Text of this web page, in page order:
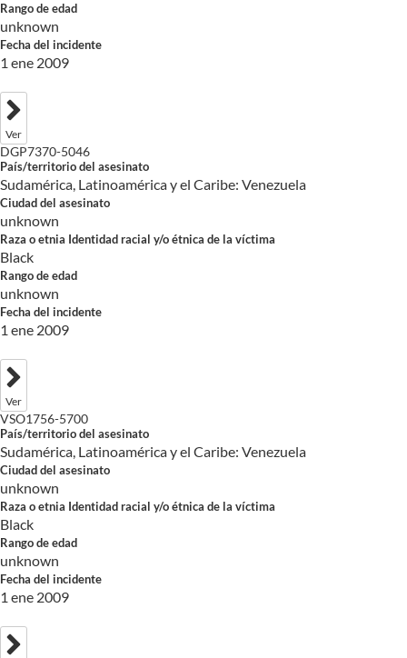
Rango de edad
unknown
Fecha del incidente
1 ene 2009
Ver
DGP7370-5046
País/territorio del asesinato
Sudamérica, Latinoamérica y el Caribe: Venezuela
Ciudad del asesinato
unknown
Raza o etnia Identidad racial y/o étnica de la víctima
Black
Rango de edad
unknown
Fecha del incidente
1 ene 2009
Ver
VSO1756-5700
País/territorio del asesinato
Sudamérica, Latinoamérica y el Caribe: Venezuela
Ciudad del asesinato
unknown
Raza o etnia Identidad racial y/o étnica de la víctima
Black
Rango de edad
unknown
Fecha del incidente
1 ene 2009